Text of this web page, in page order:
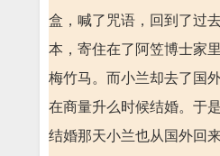
盒，喊了咒语，回到了过
本，寄住在了阿笠博士家
梅竹马。而小兰却去了国
在商量升么时候结婚。于
结婚那天小兰也从国外回